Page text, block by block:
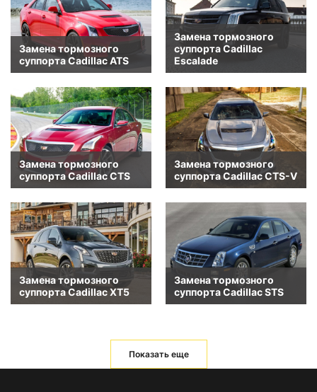
Замена тормозного
суппорта Cadillac ATS
Замена тормозного
суппорта Cadillac
Escalade
Замена тормозного
суппорта Cadillac CTS
Замена тормозного
суппорта Cadillac CTS-V
Замена тормозного
суппорта Cadillac XT5
Замена тормозного
суппорта Cadillac STS
Показать еще